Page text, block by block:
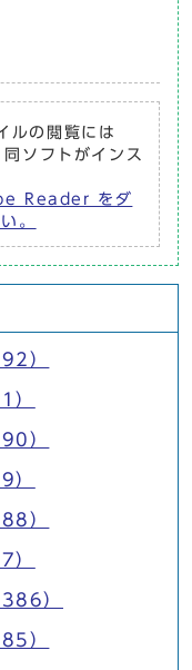
ルの閲覧には
ソフトがインス
Reader をダ
。
）
）
）
）
）
）
）
）